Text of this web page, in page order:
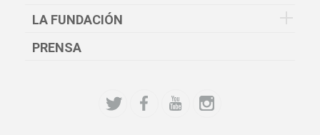
LA FUNDACIÓN
PRENSA